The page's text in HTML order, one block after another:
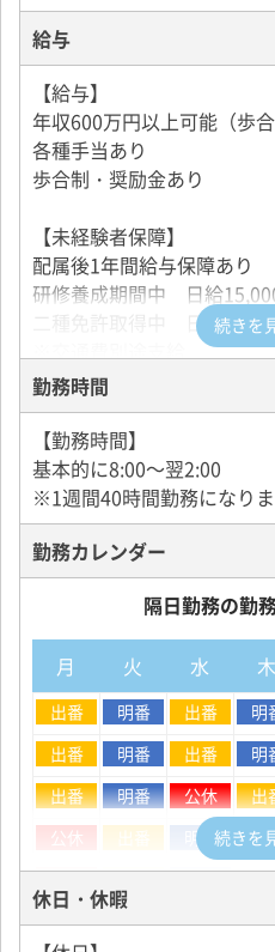
■定年(65歳)後も働き続け
定年後も健康上に問題が無
して1年契約で75歳まで働
■知名度が高い＝お客様に
創業より60年以上、地域の
リーンキャブですが、現在
歴史や実績が信頼され、お
シー会社です。
【未経験スタート95%！タ
ンキャブへ！】
■東京の地理が不安でも大丈
グリーンキャブでは、研修
走りやすいルートやお客様
丁寧にお教えしていきます。
最新式のカーナビを搭載し
【地方出身者を応援★充実
世田谷・赤羽・大塚など、
員寮を完備しています。
しっかりと疲れを癒せる完
アコンもついていますので
りません。
☆新宿に『女性専用寮』も
■新生活支援制度スタート
地方より上京者の方に対し
ております。上京する際の
給与
【給与】
年収600万円以上可能（歩合
各種手当あり
歩合制・奨励金あり
【未経験者保障】
配属後1年間給与保障あり
研修養成期間中 日給
二種免許取得中 日給
【収入例】
◆過去3ヶ月給与実績◆
1）入社11ヶ月/49歳/元機械
349,216円→385,343円
2）入社8ヶ月/28歳/元アパ
528,003円→546,294円
3）入社10ヶ月/56歳/元飲
410,762円→408,329円
【賞与】
年3回（4月・8月・12月）
続きを
勤務時間
【勤務時間】
基本的に8:00～翌2:00
※1週間40時間勤務になりま
勤務カレンダー
隔日勤務の勤
月 火 水 木
出番 明番 出番 明
出番
明番 出番 明
出番
明番 公休 出
公休
出番 明番 出
公休
出番 明番
続きを
休日・休暇